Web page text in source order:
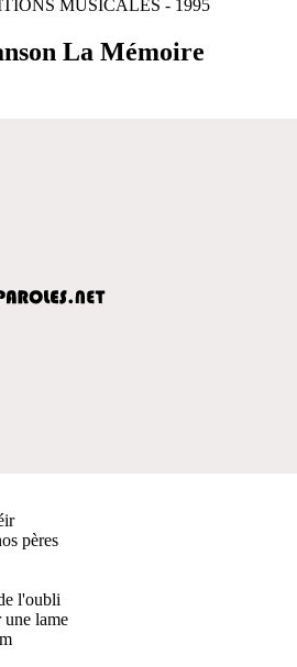
MUSICALES - 1995
La Mémoire
pères
l'oubli
une lame